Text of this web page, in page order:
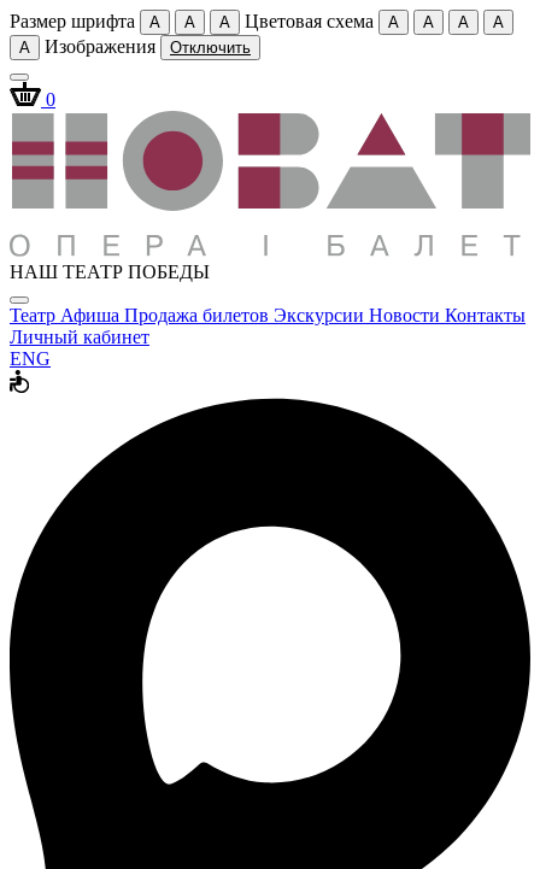
Размер шрифта A A A Цветовая схема A A A
A
A
Изображения Отключить
0
НАШ ТЕАТР ПОБЕДЫ
Театр Афиша Продажа билетов Экскурсии Новости Контакты
Личный кабинет
ENG